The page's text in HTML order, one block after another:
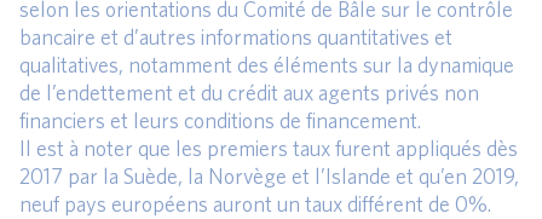
selon les orientations du Comité de Bâle sur le contrôle
bancaire et d’autres informations quantitatives et
qualitatives, notamment des éléments sur la dynamique
de l’endettement et du crédit aux agents privés non
financiers et leurs conditions de financement.
Il est à noter que les premiers taux furent appliqués dès
2017 par la Suède, la Norvège et l’Islande et qu’en 2019,
neuf pays européens auront un taux différent de 0%.